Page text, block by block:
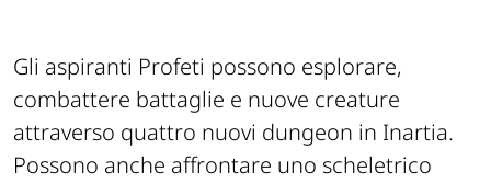
Gli aspiranti Profeti possono esplorare,
combattere battaglie e nuove creature
attraverso quattro nuovi dungeon in Inartia.
Possono anche affrontare uno scheletrico